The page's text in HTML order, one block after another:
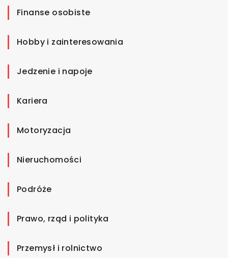
Finanse osobiste
Hobby i zainteresowania
Jedzenie i napoje
Kariera
Motoryzacja
Nieruchomości
Podróże
Prawo, rząd i polityka
Przemysł i rolnictwo